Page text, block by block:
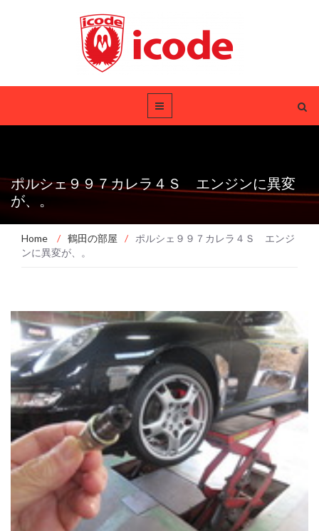
ポルシェ９９７カレラ４Ｓ エンジンに異変
が、。
Home / 鶴田の部屋 /
ポルシェ９９７カレラ４Ｓ エンジ
ンに異変が、。